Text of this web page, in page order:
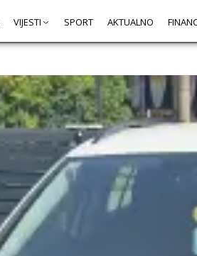
VIJESTI SPORT AKTUALNO